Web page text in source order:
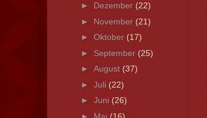
► Dezember (22)
► November (21)
►Oktober (17)
► September (25)
►August (37)
►Juli (22)
►Juni (26)
► Mai (16)